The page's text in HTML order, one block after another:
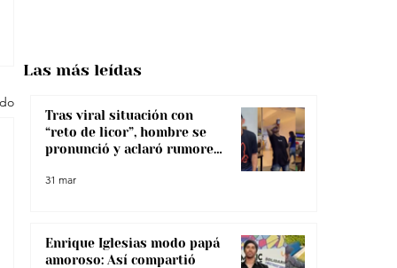
Tras viral situación con
“reto de licor”, hombre se
pronunció y aclaró rumores
31 mar
Enrique Iglesias modo papá
amoroso: Así compartió
Las más leídas